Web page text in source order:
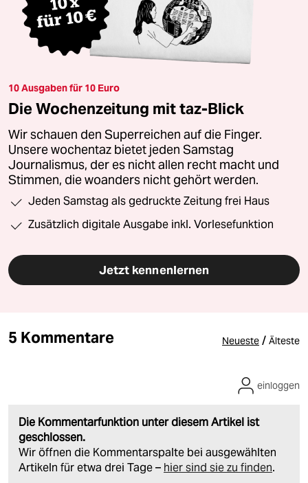
10 Ausgaben für 10 Euro
Die Wochenzeitung mit taz-Blick
Wir schauen den Superreichen auf die Finger.
Unsere wochentaz bietet jeden Samstag
Journalismus, der es nicht allen recht macht und
Stimmen, die woanders nicht gehört werden.
Jeden Samstag als gedruckte Zeitung frei Haus
Zusätzlich digitale Ausgabe inkl. Vorlesefunktion
Jetzt kennenlernen
5 Kommentare Neueste / Älteste
Die Kommentarfunktion unter diesem Artikel ist
geschlossen.
Wir öffnen die Kommentarspalte bei ausgewählten
Artikeln für etwa drei Tage – hier sind sie zu finden.
einloggen